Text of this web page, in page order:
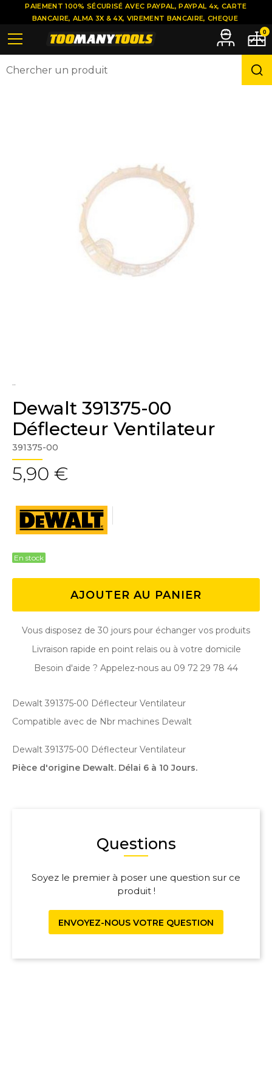
..
Dewalt 391375-00
Déflecteur Ventilateur
391375-00
5,90 €
En stock
AJOUTER AU PANIER
Vous disposez de 30 jours pour échanger vos produits
Livraison rapide en point relais ou à votre domicile
Besoin d'aide ? Appelez-nous au 09 72 29 78 44
Dewalt 391375-00 Déflecteur Ventilateur
Compatible avec de Nbr machines Dewalt
Dewalt 391375-00 Déflecteur Ventilateur
Pièce d'origine Dewalt. Délai 6 à 10 Jours.
Questions
Soyez le premier à poser une question sur ce
produit !
ENVOYEZ-NOUS VOTRE QUESTION
PAIEMENT 100% SÉCURISÉ AVEC PAYPAL, PAYPAL 4x, CARTE
BANCAIRE, ALMA 3X & 4X, VIREMENT BANCAIRE, CHEQUE
0